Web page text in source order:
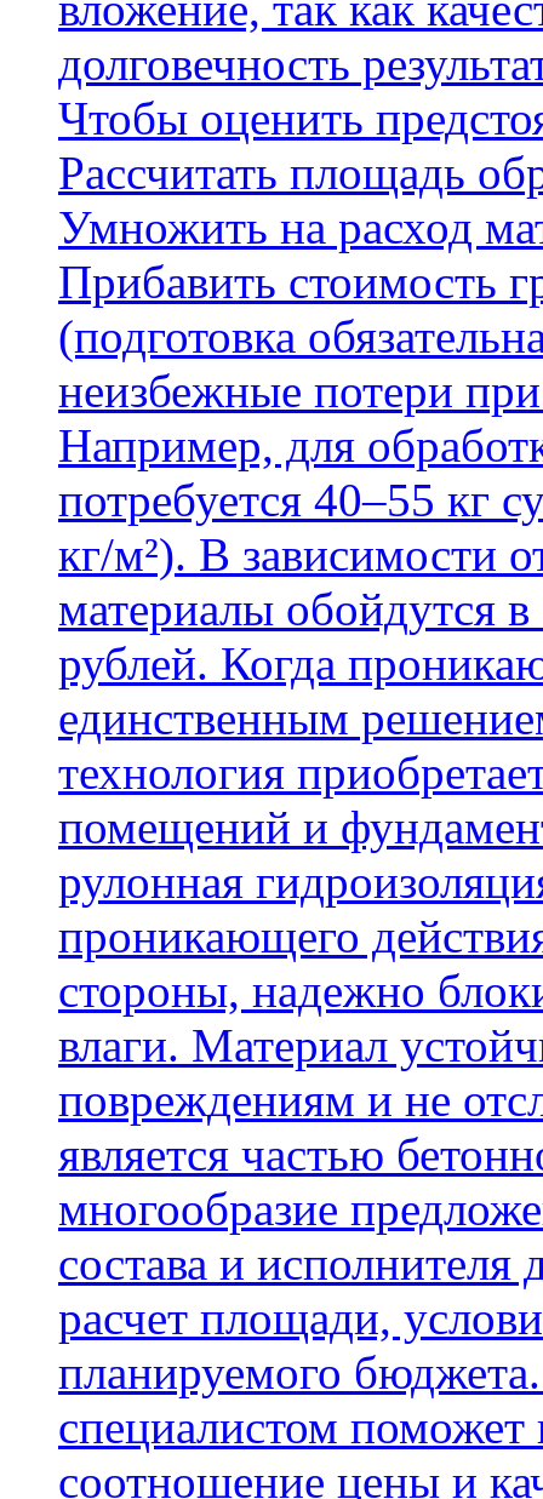
долговечность
Чтобы оценить
Рассчитать площадь
Умножить на расход
Прибавить стоимость
(подготовка
неизбежные потери
Например, для
потребуется 40–55 кг
кг/м²). В зависимости
материалы обойдутся
рублей. Когда
единственным
технология
помещений и
рулонная
проникающего
стороны, надежно
влаги. Материал
повреждениям и не
является частью
многообразие
состава и
расчет площади,
планируемого
специалистом поможет
соотношение цены и